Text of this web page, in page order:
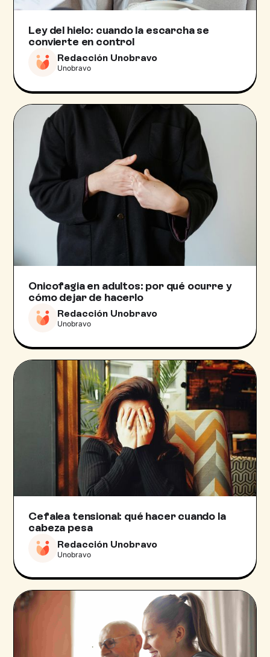
Ley del hielo: cuando la escarcha se
convierte en control
Redacción Unobravo
Unobravo
Onicofagia en adultos: por qué ocurre y
cómo dejar de hacerlo
Redacción Unobravo
Unobravo
Cefalea tensional: qué hacer cuando la
cabeza pesa
Redacción Unobravo
Unobravo